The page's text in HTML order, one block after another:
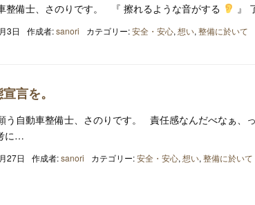
整備士、さのりです。 『 擦れるような音がする 』
3日 作成者:sanori カテゴリー:安全・安心, 想い, 整備に於いて
言を。
う自動車整備士、さのりです。 責任感なんだべなぁ、
に…
27日 作成者:sanori カテゴリー:安全・安心, 想い, 整備に於いて